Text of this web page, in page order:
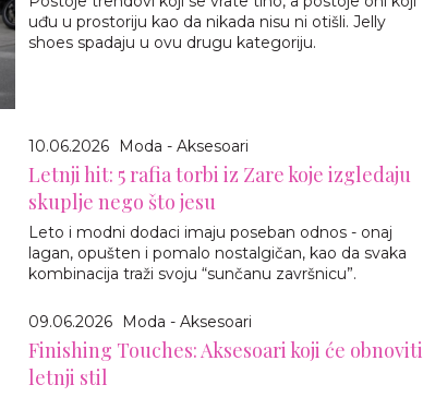
uđu u prostoriju kao da nikada nisu ni otišli. Jelly
shoes spadaju u ovu drugu kategoriju.
10.06.2026 Moda - Aksesoari
Letnji hit: 5 rafia torbi iz Zare koje izgledaju
skuplje nego što jesu
Leto i modni dodaci imaju poseban odnos - onaj
lagan, opušten i pomalo nostalgičan, kao da svaka
kombinacija traži svoju “sunčanu završnicu”.
09.06.2026 Moda - Aksesoari
Finishing Touches: Aksesoari koji će obnoviti
letnji stil